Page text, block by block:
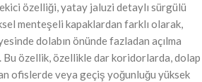
özelliği, yatay jaluzi detaylı sürgülü
menteşeli kapaklardan farklı olarak,
dolabın önünde fazladan açılma
Bu özellik, özellikle dar koridorlarda, dolap
ofislerde veya geçiş yoğunluğu yüksek